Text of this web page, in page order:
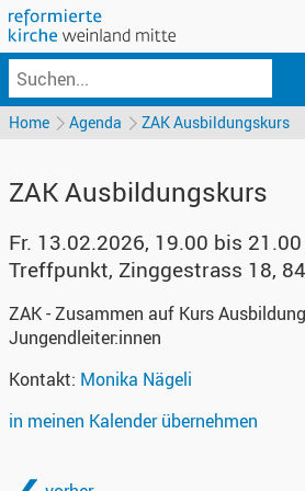
Home Agenda ZAK Ausbildungskurs
ZAK Ausbildungskurs
Fr. 13.02.2026, 19.00 bis
Treffpunkt, Zinggestrass 18,
ZAK - Zusammen auf Kurs
Jungendleiter:innen
Kontakt: Monika Nägeli
in meinen Kalender übernehmen